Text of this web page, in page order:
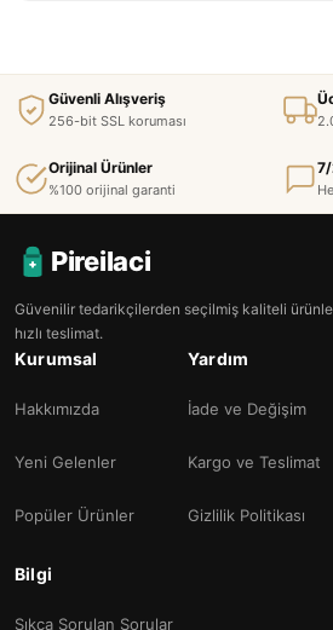
Güvenli Alışveriş
256-bit SSL koruması
Orijinal Ürünler
%100 orijinal garanti
Pireilaci
Güvenilir tedarikçilerden seçilmiş kaliteli
hızlı teslimat.
Kurumsal
Hakkımızda
Yeni Gelenler
Popüler Ürünler
Yardım
İade ve Değişim
Kargo ve Teslimat
Gizlilik Politikası
Bilgi
Sıkça Sorulan Sorular